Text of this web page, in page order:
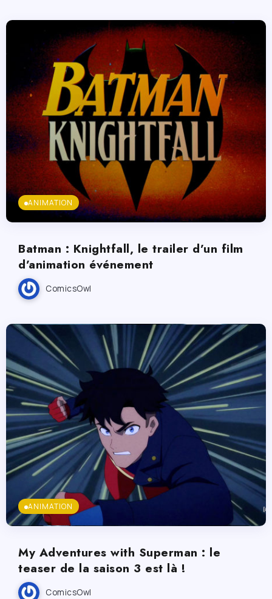
ANIMATION
Batman : Knightfall, le trailer d’un film
d’animation événement
ComicsOwl
ANIMATION
My Adventures with Superman : le
teaser de la saison 3 est là !
ComicsOwl